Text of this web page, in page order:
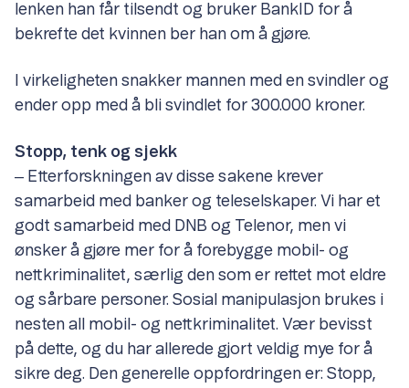
lenken han får tilsendt og bruker BankID for å
bekrefte det kvinnen ber han om å gjøre.
I virkeligheten snakker mannen med en svindler og
ender opp med å bli svindlet for 300.000 kroner.
Stopp, tenk og sjekk
‒ Etterforskningen av disse sakene krever
samarbeid med banker og teleselskaper. Vi har et
godt samarbeid med DNB og Telenor, men vi
ønsker å gjøre mer for å forebygge mobil- og
nettkriminalitet, særlig den som er rettet mot eldre
og sårbare personer. Sosial manipulasjon brukes i
nesten all mobil- og nettkriminalitet. Vær bevisst
på dette, og du har allerede gjort veldig mye for å
sikre deg. Den generelle oppfordringen er: Stopp,